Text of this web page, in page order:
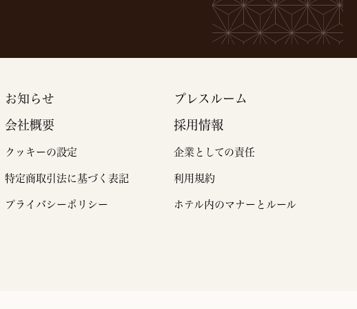
お知らせ プレスルーム
会社概要 採用情報
クッキーの設定 企業としての責任
特定商取引法に基づく表記 利用規約
プライバシーポリシー ホテル内のマナーとルール